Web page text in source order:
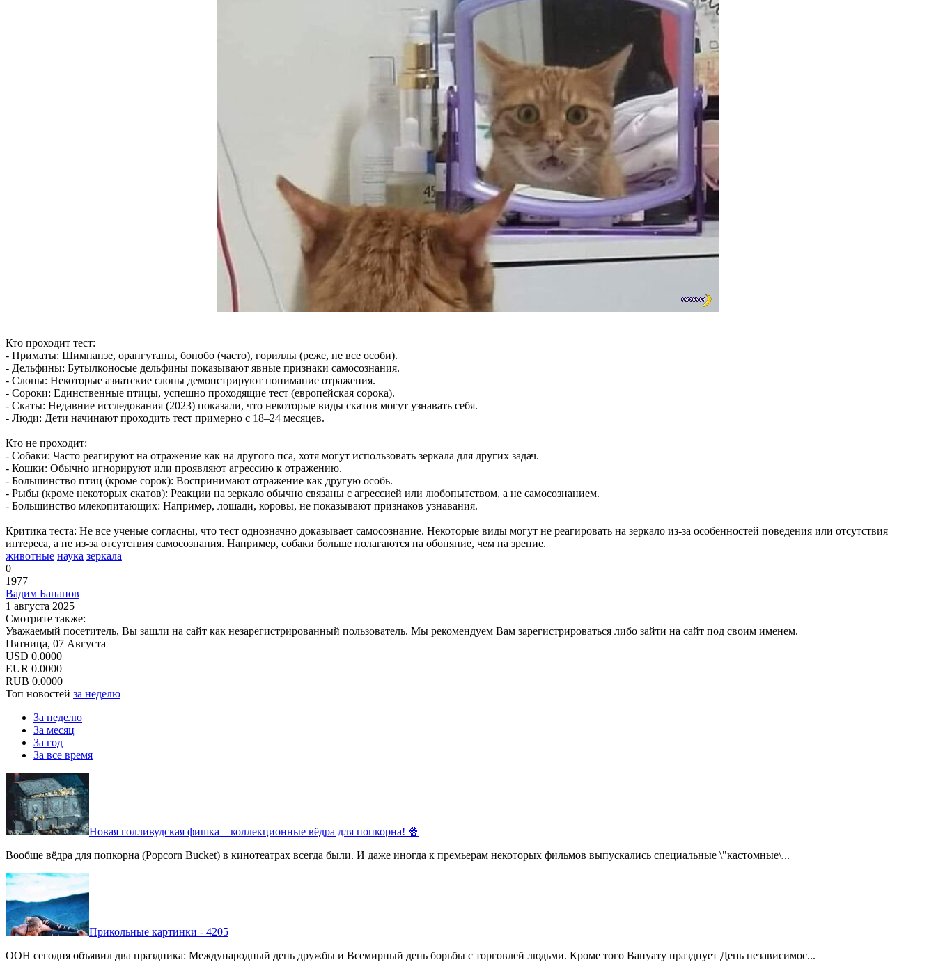
Кто проходит тест:
- Приматы: Шимпанзе, орангутаны, бонобо (часто), гориллы (реже, не все особи).
- Дельфины: Бутылконосые дельфины показывают явные признаки самосознания.
- Слоны: Некоторые азиатские слоны демонстрируют понимание отражения.
- Сороки: Единственные птицы, успешно проходящие тест (европейская сорока).
- Скаты: Недавние исследования (2023) показали, что некоторые виды скатов могут узнавать себя.
- Люди: Дети начинают проходить тест примерно с 18–24 месяцев.
Кто не проходит:
- Собаки: Часто реагируют на отражение как на другого пса, хотя могут использовать зеркала для других задач.
- Кошки: Обычно игнорируют или проявляют агрессию к отражению.
- Большинство птиц (кроме сорок): Воспринимают отражение как другую особь.
- Рыбы (кроме некоторых скатов): Реакции на зеркало обычно связаны с агрессией или любопытством, а не самосознанием.
- Большинство млекопитающих: Например, лошади, коровы, не показывают признаков узнавания.
Критика теста: Не все ученые согласны, что тест однозначно доказывает самосознание. Некоторые виды могут не реагировать на зеркало из-за особенностей поведения или отсутствия
интереса, а не из-за отсутствия самосознания. Например, собаки больше полагаются на обоняние, чем на зрение.
животные наука зеркала
0
1977
Вадим Бананов
1 августа 2025
Смотрите также:
Уважаемый посетитель, Вы зашли на сайт как незарегистрированный пользователь. Мы рекомендуем Вам зарегистрироваться либо зайти на сайт под своим именем.
Пятница, 07 Августа
USD 0.0000
EUR 0.0000
RUB 0.0000
Топ новостей за неделю
За неделю
За месяц
За год
За все время
Новая голливудская фишка – коллекционные вёдра для попкорна! 🍿
Вообще вёдра для попкорна (Popcorn Bucket) в кинотеатрах всегда были. И даже иногда к премьерам некоторых фильмов выпускались специальные \"кастомные\...
Прикольные картинки - 4205
ООН сегодня объявил два праздника: Международный день дружбы и Всемирный день борьбы с торговлей людьми. Кроме того Вануату празднует День независимос...